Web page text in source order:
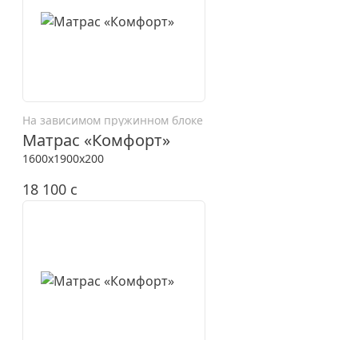
На зависимом пружинном блоке
Матрас «Комфорт»
1600x1900x200
18 100 c